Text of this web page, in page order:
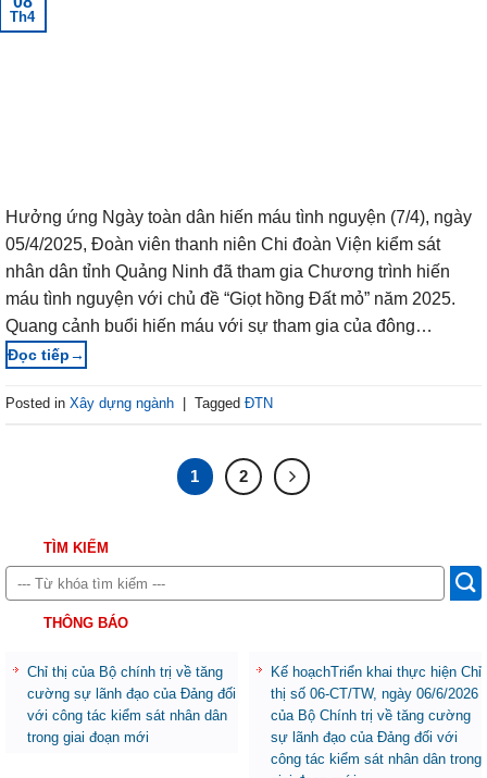
Th4
Hưởng ứng Ngày toàn dân hiến máu tình nguyện (7/4), ngày
05/4/2025, Đoàn viên thanh niên Chi đoàn Viện kiểm sát
nhân dân tỉnh Quảng Ninh đã tham gia Chương trình hiến
máu tình nguyện với chủ đề “Giọt hồng Đất mỏ” năm 2025.
Quang cảnh buổi hiến máu với sự tham gia của đông…
→
Posted in Xây dựng ngành Tagged ĐTN
1 2
TÌM KIẾM
THÔNG BÁO
Chỉ thị của Bộ chính trị về tăng
cường sự lãnh đạo của Đảng đối
với công tác kiểm sát nhân dân
trong giai đoạn mới
Kế hoạchTriển khai thực hiện Chỉ
thị số 06-CT/TW, ngày 06/6/2026
của Bộ Chính trị về tăng cường
sự lãnh đạo của Đảng đối với
công tác kiểm sát nhân dân trong